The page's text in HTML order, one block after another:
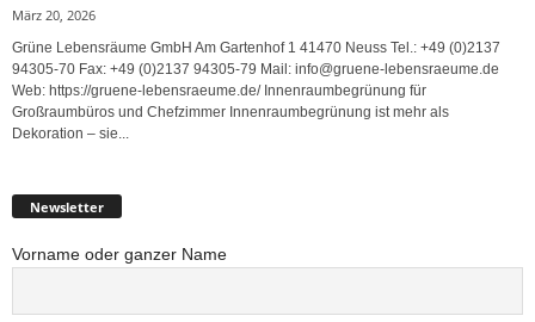
März 20, 2026
Grüne Lebensräume GmbH Am Gartenhof 1 41470 Neuss Tel.: +49 (0)2137
94305-70 Fax: +49 (0)2137 94305-79 Mail: info@gruene-lebensraeume.de
Web: https://gruene-lebensraeume.de/ Innenraumbegrünung für
Großraumbüros und Chefzimmer Innenraumbegrünung ist mehr als
Dekoration – sie...
Newsletter
Vorname oder ganzer Name